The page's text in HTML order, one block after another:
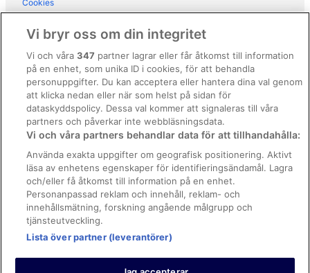
Hotell i Venedig
Hotell i Visnadello
Hotell i närheten av Rialto-bron
Hotell i San Giuliano
Hotell i San Marco
Hotell i Treviso
Hotell i Venedig
Hotell i Veneto
Cookies
Regler och villkor för Vrbo
Tillgänglighetsanpassning
Juridisk information/Kontakta oss
Riktlinjer för innehåll och anmäla innehåll
Hjälp
Kontakta oss
Avboka eller ändra din bokning
Boka ett flyg med flygbolagskredit
Återbetalningsprocess och tidslinjer
Vi bryr oss om din integritet
Vi och våra347 partner lagrar eller får åtkomst till information
på en enhet, som unika ID i cookies, för att behandla
personuppgifter. Du kan acceptera eller hantera dina val genom
att klicka nedan eller när som helst på sidan för
dataskyddspolicy. Dessa val kommer att signaleras till våra
partners och påverkar inte webbläsningsdata.
Vi och våra partners behandlar data för att tillhandahålla:
Använda exakta uppgifter om geografisk positionering. Aktivt
läsa av enhetens egenskaper för identifieringsändamål. Lagra
och/eller få åtkomst till information på en enhet.
Personanpassad reklam och innehåll, reklam- och
innehållsmätning, forskning angående målgrupp och
tjänsteutveckling.
Lista över partner (leverantörer)